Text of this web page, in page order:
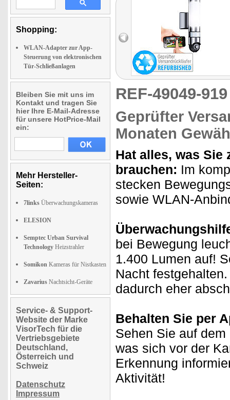
Shopping:
WLAN-Adapter zur App-
Steuerung von elektronischen
Tür-Schließanlagen
Bleiben Sie mit uns im
Kontakt und tragen Sie
hier Ihre E-Mail-Adresse
für unsere HotPrice-Mail
ein:
Mehr Hersteller-
Seiten:
7links Überwachungskameras
ELESION
Semptec Urban Survival
Technology Heizstrahler
Somikon Kameras für Nistkasten
Zavarius Nachtsicht-Geräte
Service- & Support-
Website der Marke
VisorTech für die
Vertriebsgebiete
Deutschland,
Österreich und
Schweiz
Datenschutz
Impressum
REF-49049-
Geprüfter
Monaten
Hat alles, was Sie
brauchen: Im
stecken
sowie WLAN-
bei Bewegung
1.400 Lumen auf!
Nacht
dadurch eher
Behalten Sie per
Sehen Sie auf
was sich vor der
Erkennung
Aktivität!